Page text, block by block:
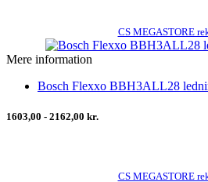
CS MEGASTORE
Mere information
Bosch Flexxo BBH3ALL28
1603,00 - 2162,00 kr.
CS MEGASTORE